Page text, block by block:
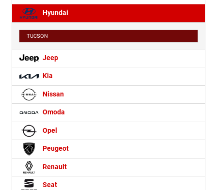
Hyundai
TUCSON
Jeep
Kia
Nissan
Omoda
Opel
Peugeot
Renault
Seat